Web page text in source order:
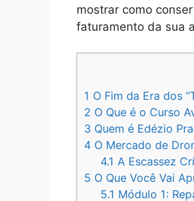
mostrar como
faturamento da sua
1 O Fim da Era dos
2 O Que é o Curso
3 Quem é Edézio
4 O Mercado de
4.1 A Escassez
5 O Que Você Vai
5.1 Módulo 1: